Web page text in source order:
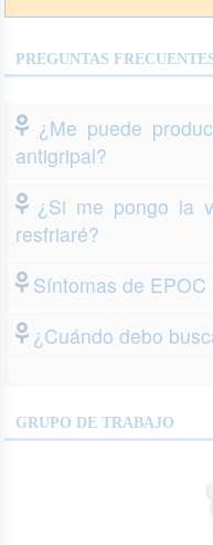
PREGUNTAS
¿Me puede
antigripal?
¿Si me pongo la
resfriaré?
Síntomas de EPOC
¿Cuándo debo
GRUPO DE TRABAJO